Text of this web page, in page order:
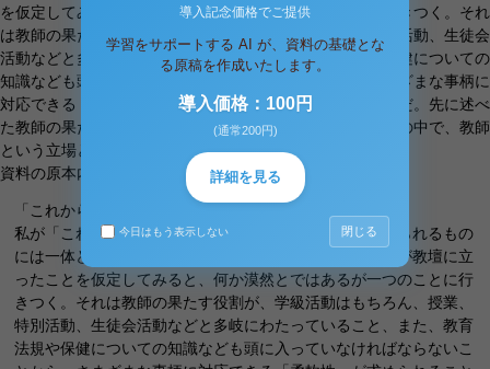
を仮定してみると、何か漠然とではあるが一つのことに行きつく。それ
は教師の果たす役割が、学級活動はもちろん、授業、特別活動、生徒会
活動などと多岐にわたっていること、また、教育法規や保健についての
知識なども頭に入っていなければならないことから、さまざまな事柄に
対応できる「柔軟性」が求められることであるということだ。先に述べ
た教師の果たす役割のうちどれか一つでも欠けると、学校の中で、教師
という立場としての支障をきたす。また、各々の連携が
資料の原本内容
「これからの教師にとって必要な資質」
私が「これからの教師にとって必要な資質」として感じられるもの
には一体どのようなものがあるか、そして、実際に自分が教壇に立
ったことを仮定してみると、何か漠然とではあるが一つのことに行
きつく。それは教師の果たす役割が、学級活動はもちろん、授業、
特別活動、生徒会活動などと多岐にわたっていること、また、教育
法規や保健についての知識なども頭に入っていなければならないこ
導入記念価格でご提供
学習をサポートする AI が、資料の基礎とな
る原稿を作成いたします。
導入価格：100円
(通常200円)
詳細を見る
今日はもう表示しない 閉じる